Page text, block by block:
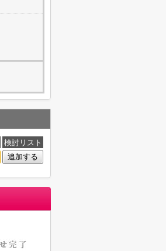
検討リスト
追加する